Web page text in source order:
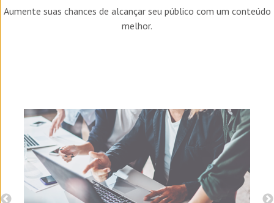
Aumente suas chances de alcançar seu público com um conteúdo
melhor.